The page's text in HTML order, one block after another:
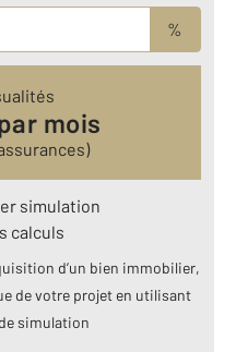
%
mois
simulation
calculs
d’un bien immobilier,
de votre projet en utilisant
simulation